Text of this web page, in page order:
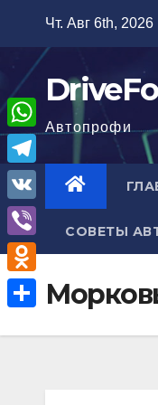
содержимому
Чт. Авг 6th, 2026
Автопрофи
СОВЕТЫ
W
h
a
A
T
e
l
e
g
V
K
V
i
b
e
O